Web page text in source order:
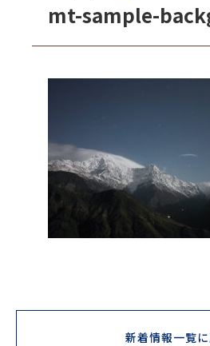
mt-sample-
新着情報一覧